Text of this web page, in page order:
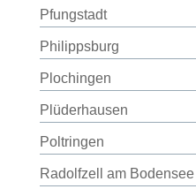
Pfungstadt
Philippsburg
Plochingen
Plüderhausen
Poltringen
Radolfzell am Bodensee